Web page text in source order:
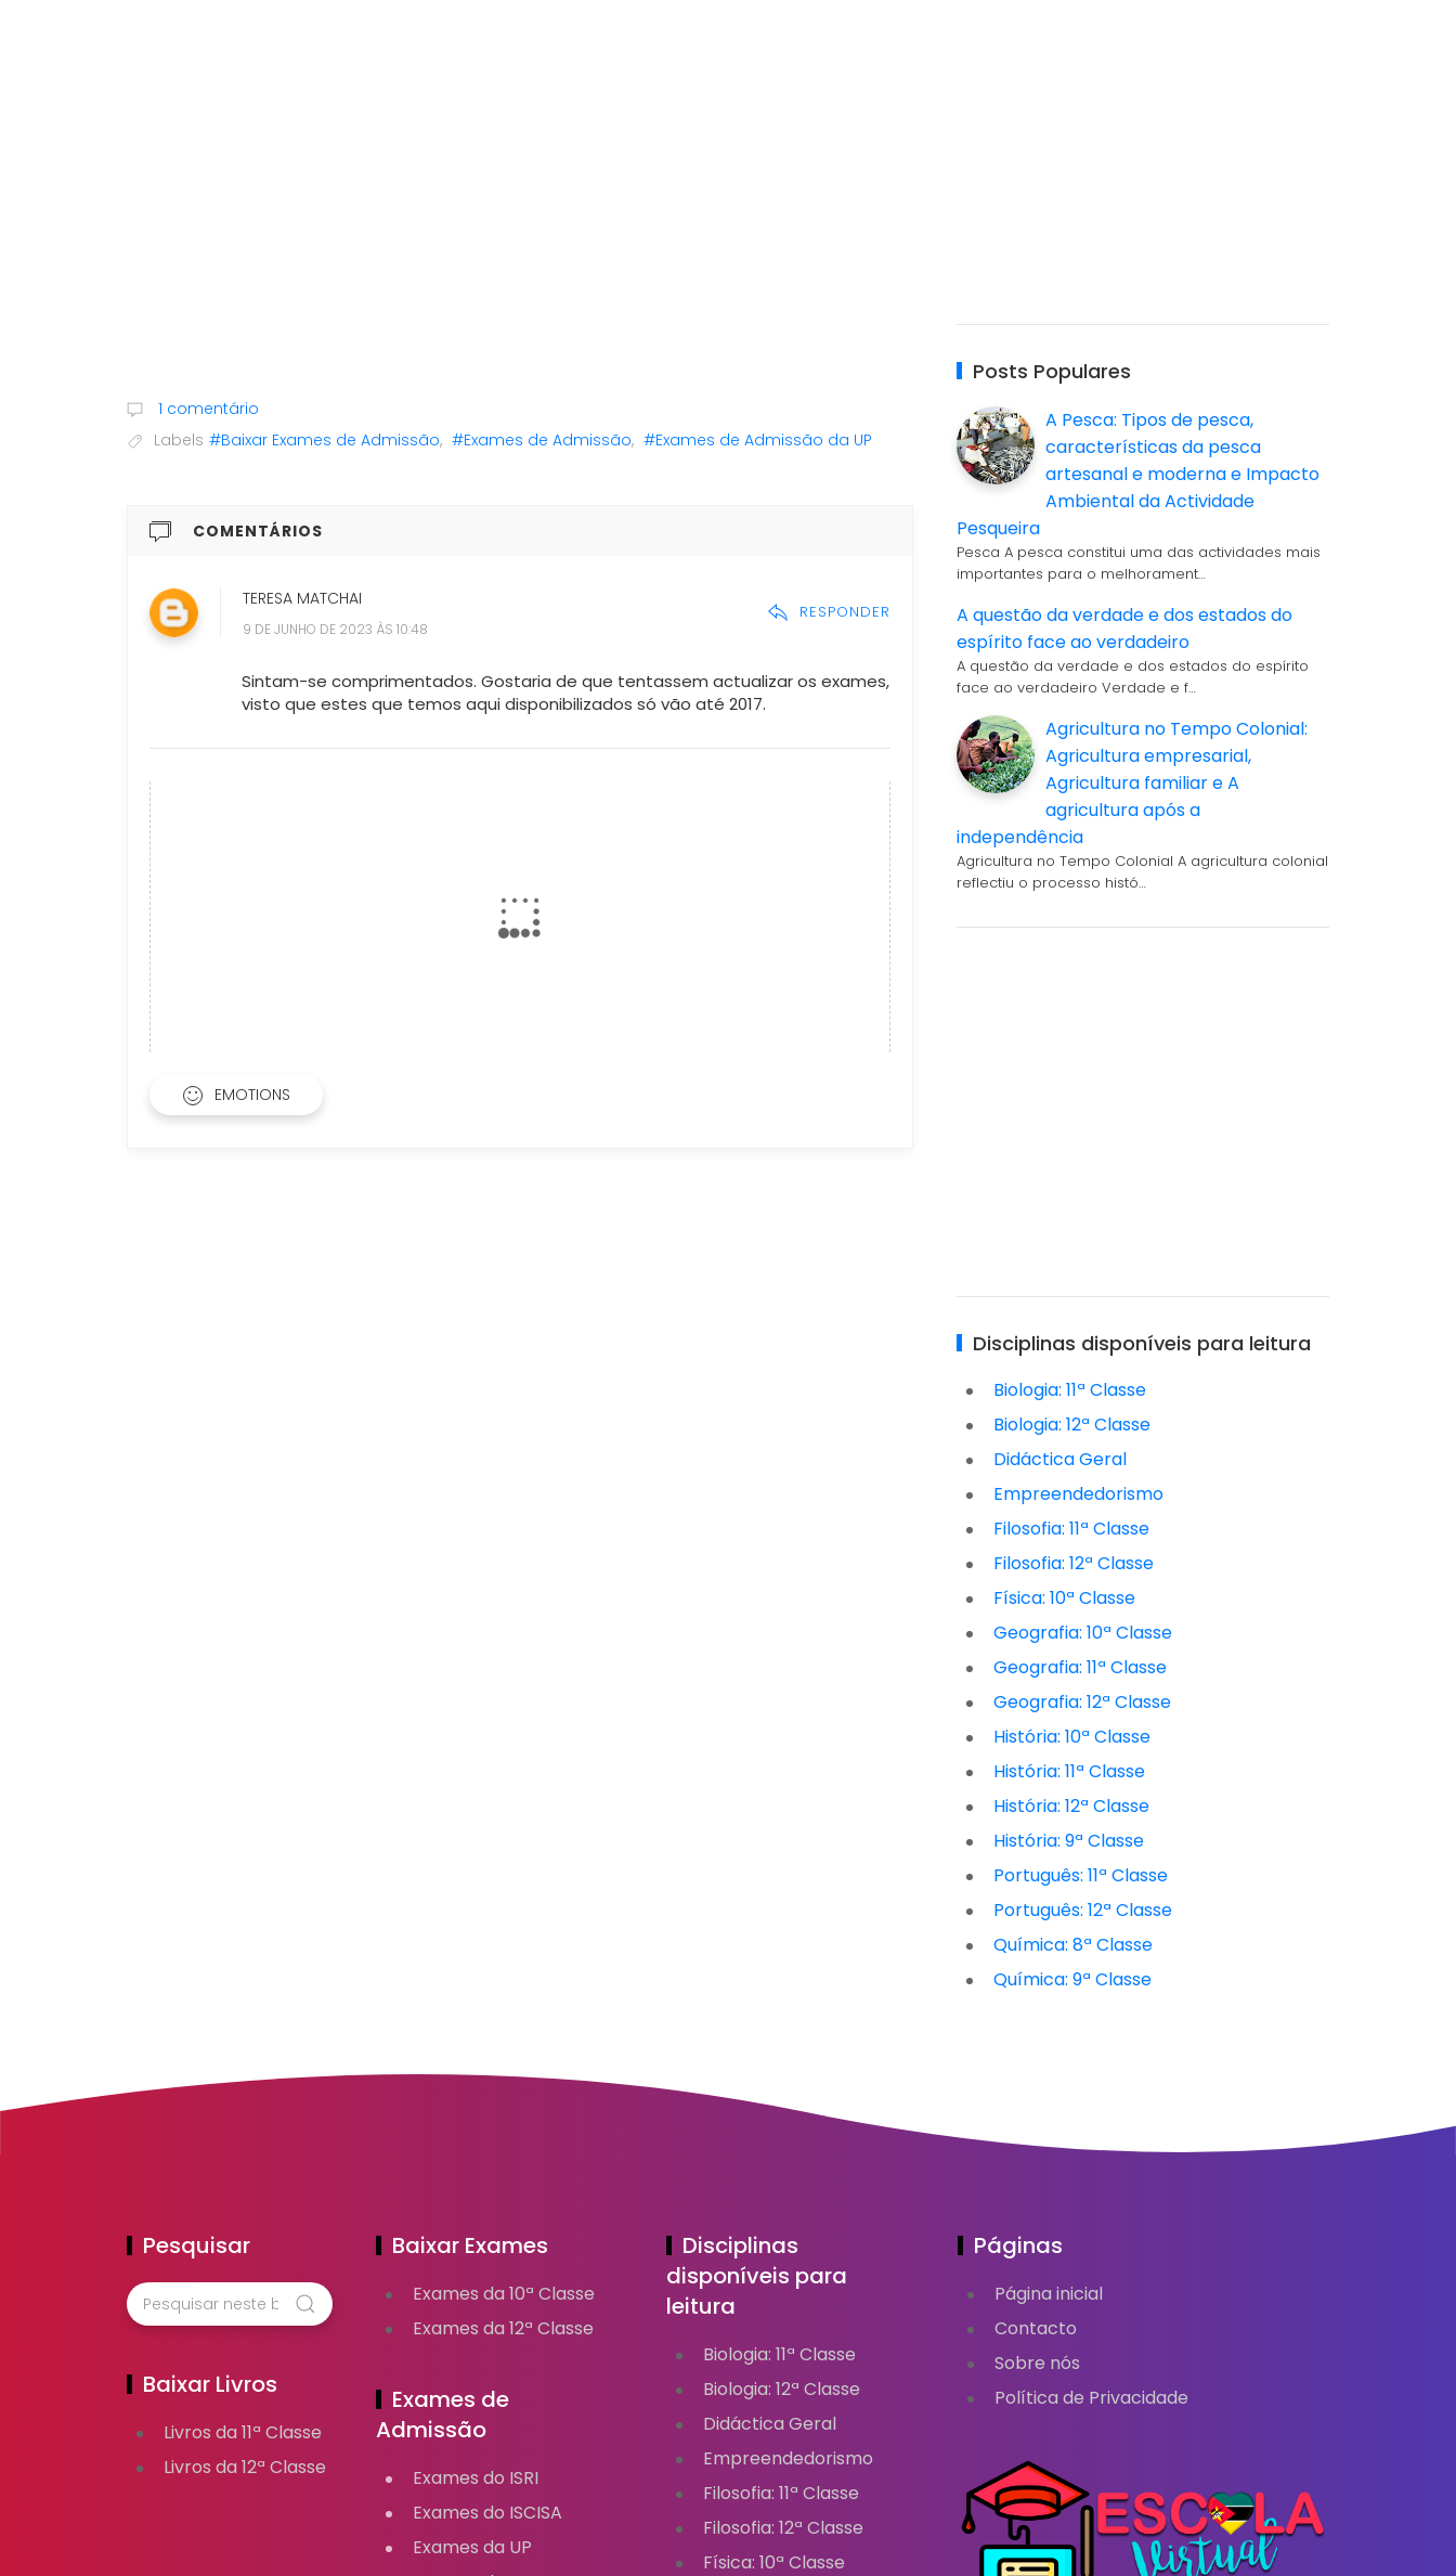
1 comentário
Labels #Baixar Exames de Admissão, #Exames de Admissão, #Exames de Admissão da UP
COMENTÁRIOS
TERESA MATCHAI
9 DE JUNHO DE 2023 ÀS 10:48
RESPONDER
Sintam-se comprimentados. Gostaria de que tentassem actualizar os exames,
visto que estes que temos aqui disponibilizados só vão até 2017.
EMOTIONS
Posts Populares
A Pesca: Tipos de pesca,
características da pesca
artesanal e moderna e Impacto
Ambiental da Actividade
Pesqueira
Pesca A pesca constitui uma das actividades mais
importantes para o melhorament…
A questão da verdade e dos estados do
espírito face ao verdadeiro
A questão da verdade e dos estados do espírito
face ao verdadeiro Verdade e f…
Agricultura no Tempo Colonial:
Agricultura empresarial,
Agricultura familiar e A
agricultura após a
independência
Agricultura no Tempo Colonial A agricultura colonial
reflectiu o processo histó…
Disciplinas disponíveis para leitura
Biologia: 11ª Classe
Biologia: 12ª Classe
Didáctica Geral
Empreendedorismo
Filosofia: 11ª Classe
Filosofia: 12ª Classe
Física: 10ª Classe
Geografia: 10ª Classe
Geografia: 11ª Classe
Geografia: 12ª Classe
História: 10ª Classe
História: 11ª Classe
História: 12ª Classe
História: 9ª Classe
Português: 11ª Classe
Português: 12ª Classe
Química: 8ª Classe
Química: 9ª Classe
Pesquisar
Baixar Livros
Livros da 11ª Classe
Livros da 12ª Classe
Baixar Exames
Exames da 10ª Classe
Exames da 12ª Classe
Exames de
Admissão
Exames do ISRI
Exames do ISCISA
Exames da UP
Disciplinas
disponíveis para
leitura
Biologia: 11ª Classe
Biologia: 12ª Classe
Didáctica Geral
Empreendedorismo
Filosofia: 11ª Classe
Filosofia: 12ª Classe
Física: 10ª Classe
Páginas
Página inicial
Contacto
Sobre nós
Política de Privacidade